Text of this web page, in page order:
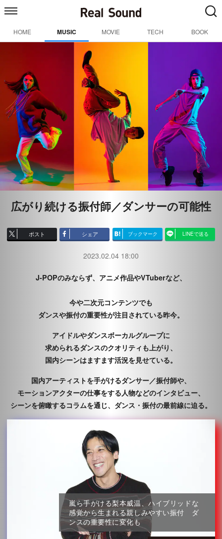
HOME MUSIC MOVIE TECH BOOK
広がり続ける振付師／ダンサーの可能性
ポスト シェア ブックマーク LINEで送る
2023.02.04 18:00
J-POPのみならず、アニメ作品やVTuberなど、
今や二次元コンテンツでも
ダンスや振付の重要性が注目されている昨今。
アイドルやダンスボーカルグループに
求められるダンスのクオリティも上がり、
国内シーンはますます活況を見せている。
国内アーティストを手がけるダンサー／振付師や、
モーションアクターの仕事をする人物などのインタビュー、
シーンを俯瞰するコラムを通じ、ダンス・振付の最前線に迫る。
嵐ら手がける梨本威温、ハイブリッドな
感覚から生まれる親しみやすい振付 ダ
ンスの重要性に変化も